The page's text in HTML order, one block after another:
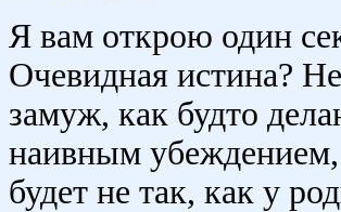
Я вам открою один
Очевидная истина?
замуж, как будто
наивным убеждением,
будет не так, как у